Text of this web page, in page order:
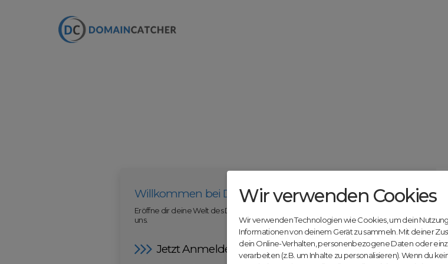
Willkommen bei DomainCatcher.com
Eröffne dir deine Welt des Domainhandels mit deiner kostenlosen Anmeldung bei
uns.
Jetzt Anmelden
Wir verwenden Cookies
Wir verwenden Technologien wie Cookies, um dein
Informationen von deinem Gerät zu sammeln. Mit deiner
dein Online-Verhalten, personenbezogene Daten oder
verarbeiten (z.B. um Inhalte zu personalisieren). Wenn du